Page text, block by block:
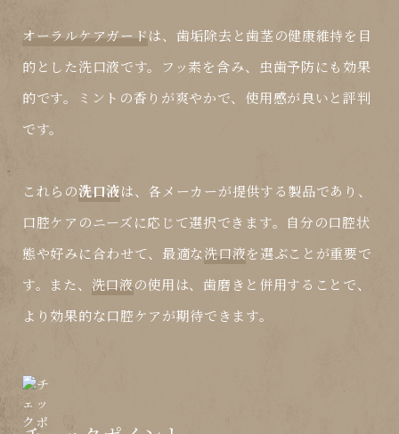
オーラルケアガードは、歯垢除去と歯茎の健康維持を目
的とした洗口液です。フッ素を含み、虫歯予防にも効果
的です。ミントの香りが爽やかで、使用感が良いと評判
です。
これらの洗口液は、各メーカーが提供する製品であり、
口腔ケアのニーズに応じて選択できます。自分の口腔状
態や好みに合わせて、最適な洗口液を選ぶことが重要で
す。また、 洗口液の使用は、歯磨きと併用することで、
より効果的な口腔ケアが期待できます。